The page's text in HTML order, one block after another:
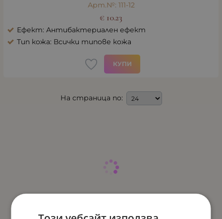
Арт.№: 111-12
10.23
€
Ефект: Антибактериален ефект
Тип кожа: Всички типове кожа
КУПИ
На страница по: